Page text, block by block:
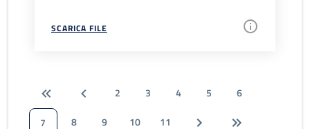
SCARICA FILE
2 3 4 5
6
7
8 9 10 11